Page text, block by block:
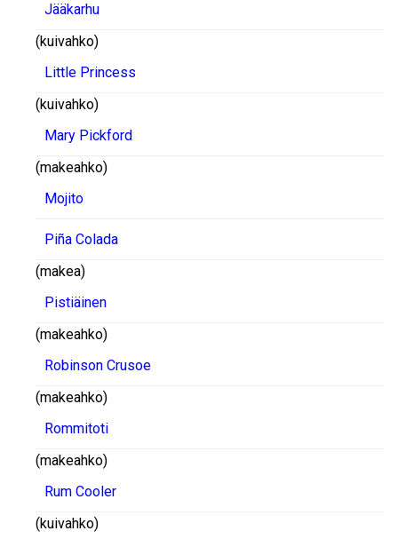
Jääkarhu
(kuivahko)
Little Princess
(kuivahko)
Mary Pickford
(makeahko)
Mojito
Piña Colada
(makea)
Pistiäinen
(makeahko)
Robinson Crusoe
(makeahko)
Rommitoti
(makeahko)
Rum Cooler
(kuivahko)